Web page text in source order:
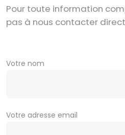
Pour toute information
pas à nous contacter
Votre nom
Votre adresse email